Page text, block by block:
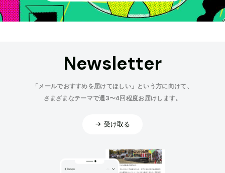
Newsletter
「メールでおすすめを届けてほしい」という方に向けて、
さまざまなテーマで週3〜4回程度お届けします。
受け取る